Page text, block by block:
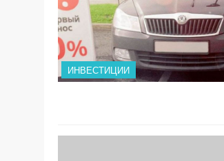
ИНВЕСТИЦИИ